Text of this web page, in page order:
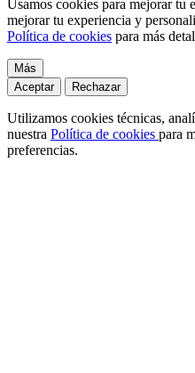
Usamos cookies para mejorar tu
mejorar tu experiencia y
Política de cookies para más
Más
Aceptar
Rechazar
Utilizamos cookies técnicas,
nuestra Política de cookies para
preferencias.